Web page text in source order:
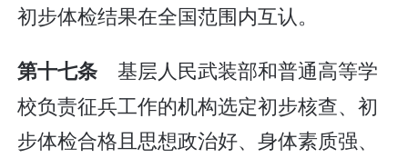
初步体检结果在全国范围内互认。
第十七条 基层人民武装部和普通高等学
校负责征兵工作的机构选定初步核查、初
步体检合格且思想政治好、身体素质强、